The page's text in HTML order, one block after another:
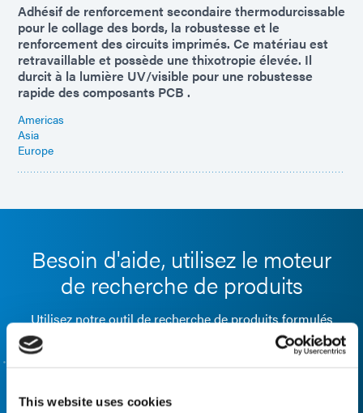
This website uses cookies
Adhésif de renforcement secondaire thermodurcissable
pour le collage des bords, la robustesse et le
renforcement des circuits imprimés. Ce matériau est
retravaillable et possède une thixotropie élevée. Il
durcit à la lumière UV/visible pour une robustesse
rapide des composants PCB .
Americas
Asia
Europe
Besoin d'aide, utilisez le moteur
de recherche de produits
Utilisez notre outil de recherche de produits formulés
pour vous aider à trouver le bon matériau. Vous souhaitez
en savoir plus ou avez des questions ? Contactez-nous,